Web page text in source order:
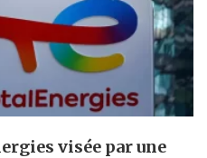
visée par une